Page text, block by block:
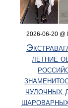
2026-06-20 @
летние
чулочных